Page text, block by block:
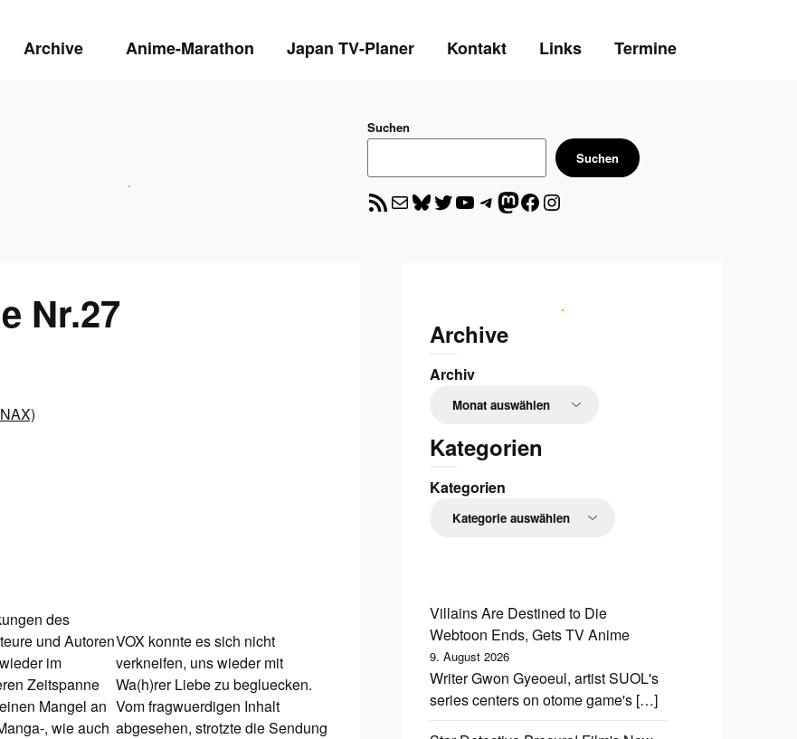
Archive Anime-Marathon Japan TV-Planer Kontakt Links Termine
Suchen
Suchen
RSS-Feed E-Mail Bluesky Twitter YouTube TelegramMastodon Facebook Instagram
Nr.27
des
und Autoren
im
Zeitspanne
Mangel an
, wie auch
VOX konnte es sich nicht
verkneifen, uns wieder mit
Wa(h)rer Liebe zu begluecken.
Vom fragwuerdigen Inhalt
abgesehen, strotzte die Sendung
Archive
Archiv
Kategorien
Kategorien
Villains Are Destined to Die
Webtoon Ends, Gets TV Anime
9. August 2026
Writer Gwon Gyeoeul, artist SUOL's
series centers on otome game's […]